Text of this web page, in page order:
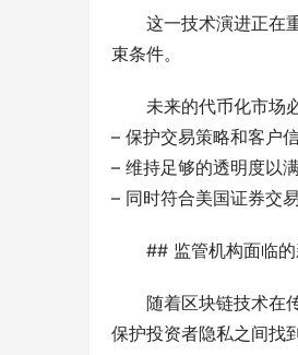
这一技术演进正在
束条件。
未来的代币化市场
– 保护交易策略和客户
– 维持足够的透明度以
– 同时符合美国证券交
## 监管机构面临
随着区块链技术在
保护投资者隐私之间找